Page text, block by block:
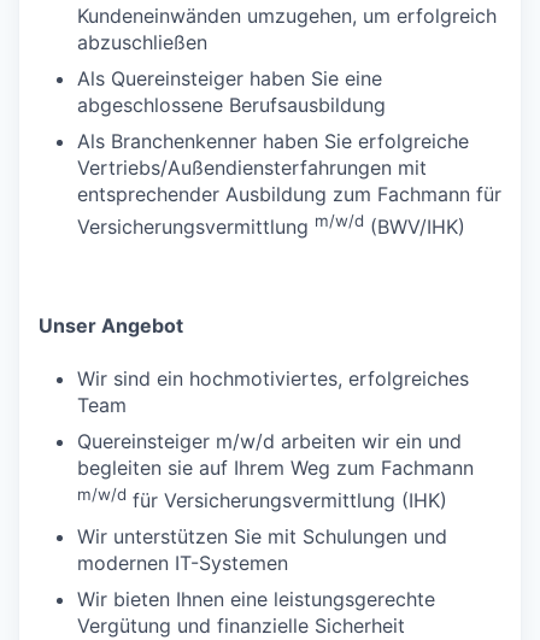
Kundeneinwänden umzugehen, um erfolgreich
abzuschließen
Als Quereinsteiger haben Sie eine
abgeschlossene Berufsausbildung
Als Branchenkenner haben Sie erfolgreiche
Vertriebs/Außendiensterfahrungen mit
entsprechender Ausbildung zum Fachmann für
Versicherungsvermittlung m/w/d (BWV/IHK)
Unser Angebot
Wir sind ein hochmotiviertes, erfolgreiches
Team
Quereinsteiger m/w/d arbeiten wir ein und
begleiten sie auf Ihrem Weg zum Fachmann
m/w/d für Versicherungsvermittlung (IHK)
Wir unterstützen Sie mit Schulungen und
modernen IT-Systemen
Wir bieten Ihnen eine leistungsgerechte
Vergütung und finanzielle Sicherheit